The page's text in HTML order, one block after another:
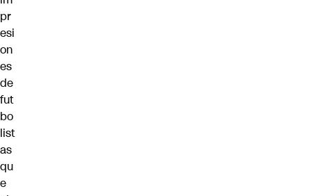
pr
esi
on
es
de
fut
bo
list
as
qu
e